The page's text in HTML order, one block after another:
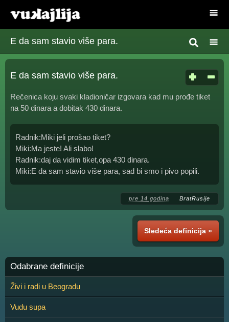
E da sam stavio više para.
E da sam stavio više para.
Rečenica koju svaki kladioničar izgovara kad mu prođe tiket
na 50 dinara a dobitak 430 dinara.
Radnik:Miki jeli prošao tiket?
Miki:Ma jeste! Ali slabo!
Radnik:daj da vidim tiket,opa 430 dinara.
Miki:E da sam stavio više para, sad bi smo i pivo popili.
pre 14 godina BratRusije
Sledeća definicija »
Odabrane definicije
Živi i radi u Beogradu
Vudu supa